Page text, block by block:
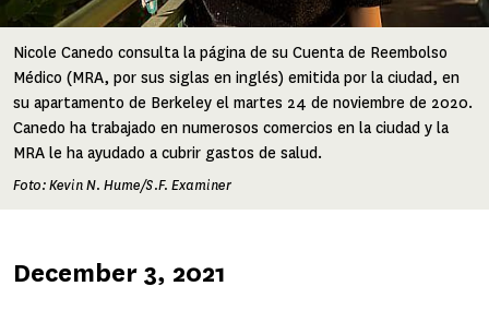
Nicole Canedo consulta la página de su Cuenta de Reembolso
Médico (MRA, por sus siglas en inglés) emitida por la ciudad, en
su apartamento de Berkeley el martes 24 de noviembre de 2020.
Canedo ha trabajado en numerosos comercios en la ciudad y la
MRA le ha ayudado a cubrir gastos de salud.
Foto: Kevin N. Hume/S.F. Examiner
Published
December 3, 2021